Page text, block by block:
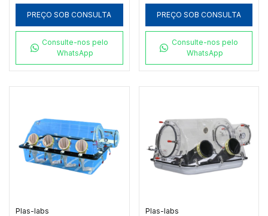
PREÇO SOB CONSULTA
Consulte-nos pelo
WhatsApp
PREÇO SOB CONSULTA
Consulte-nos pelo
WhatsApp
Plas-labs Plas-labs